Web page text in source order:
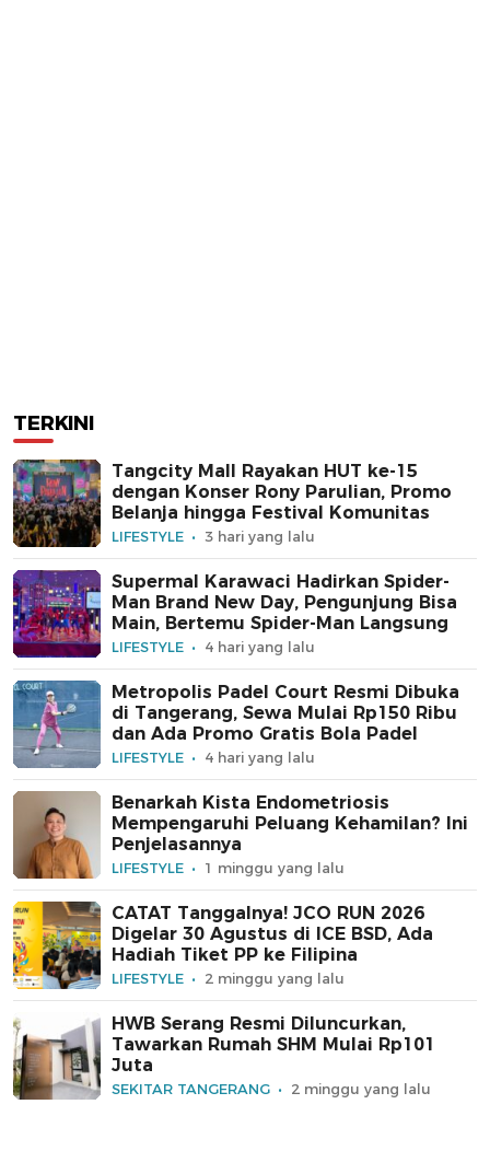
TERKINI
Tangcity Mall Rayakan HUT ke-15
dengan Konser Rony Parulian, Promo
Belanja hingga Festival Komunitas
LIFESTYLE 3 hari yang lalu
Supermal Karawaci Hadirkan Spider-
Man Brand New Day, Pengunjung Bisa
Main, Bertemu Spider-Man Langsung
LIFESTYLE 4 hari yang lalu
Metropolis Padel Court Resmi Dibuka
di Tangerang, Sewa Mulai Rp150 Ribu
dan Ada Promo Gratis Bola Padel
LIFESTYLE 4 hari yang lalu
Benarkah Kista Endometriosis
Mempengaruhi Peluang Kehamilan? Ini
Penjelasannya
LIFESTYLE 1 minggu yang lalu
CATAT Tanggalnya! JCO RUN 2026
Digelar 30 Agustus di ICE BSD, Ada
Hadiah Tiket PP ke Filipina
LIFESTYLE 2 minggu yang lalu
HWB Serang Resmi Diluncurkan,
Tawarkan Rumah SHM Mulai Rp101
Juta
SEKITAR TANGERANG 2 minggu yang lalu